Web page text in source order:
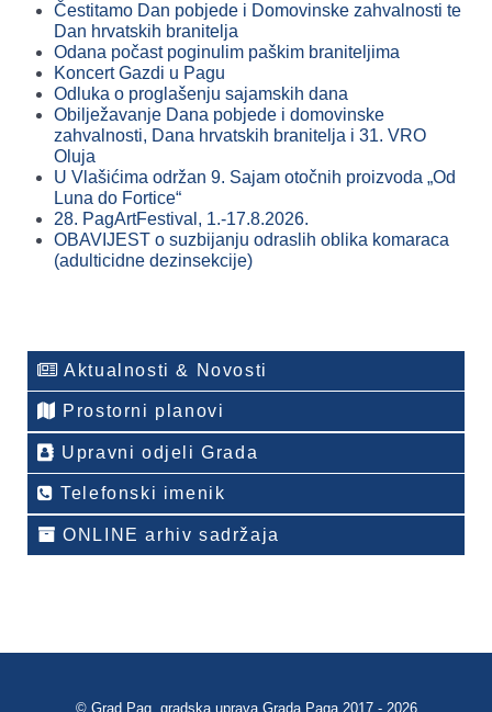
Čestitamo Dan pobjede i Domovinske zahvalnosti te
Dan hrvatskih branitelja
Odana počast poginulim paškim braniteljima
Koncert Gazdi u Pagu
Odluka o proglašenju sajamskih dana
Obilježavanje Dana pobjede i domovinske
zahvalnosti, Dana hrvatskih branitelja i 31. VRO
Oluja
U Vlašićima održan 9. Sajam otočnih proizvoda „Od
Luna do Fortice“
28. PagArtFestival, 1.-17.8.2026.
OBAVIJEST o suzbijanju odraslih oblika komaraca
(adulticidne dezinsekcije)
Aktualnosti & Novosti
Prostorni planovi
Upravni odjeli Grada
Telefonski imenik
ONLINE arhiv sadržaja
© Grad Pag, gradska uprava Grada Paga 2017 - 2026